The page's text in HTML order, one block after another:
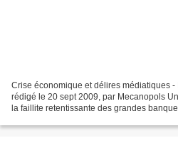
Crise économique et délires médiatiques
rédigé le 20 sept 2009, par Mecanopols
la faillite retentissante des grandes